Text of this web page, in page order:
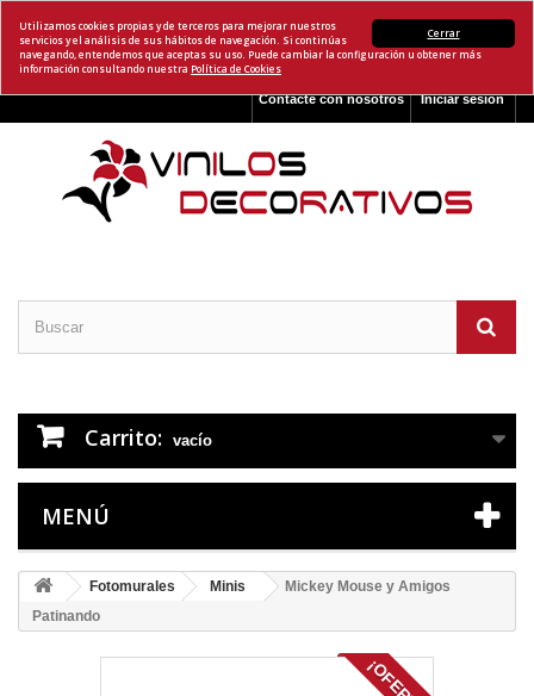
Cerrar
Utilizamos cookies propias y de terceros para mejorar nuestros
servicios y el análisis de sus hábitos de navegación. Si continúas
navegando, entendemos que aceptas su uso. Puede cambiar la configuración u obtener más
información consultando nuestra Política de Cookies
Iniciar sesión
Contacte con nosotros
Carrito: vacío
MENÚ
Fotomurales Minis
Mickey Mouse y Amigos
Patinando